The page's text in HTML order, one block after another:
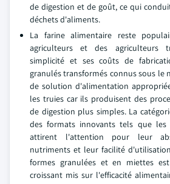
de digestion et de goût, ce qui
déchets d'aliments.
La farine alimentaire reste
agriculteurs et des agriculteurs
simplicité et ses coûts de
granulés transformés connus sous le
de solution d'alimentation
les truies car ils produisent des
de digestion plus simples. La
des formats innovants tels que les
attirent l'attention pour leur
nutriments et leur facilité
formes granulées et en miettes
croissant mis sur l'efficacité